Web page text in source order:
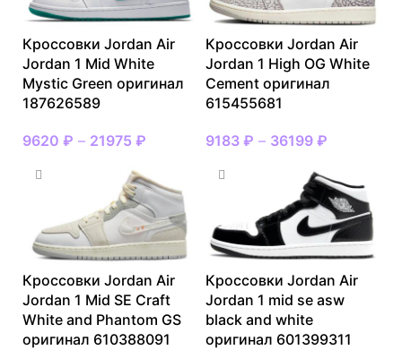
Кроссовки Jordan Air
Jordan 1 Mid White
Mystic Green оригинал
187626589
9620 ₽ – 21975 ₽
Кроссовки Jordan Air
Jordan 1 High OG White
Cement оригинал
615455681
9183 ₽ – 36199 ₽
Кроссовки Jordan Air
Jordan 1 Mid SE Craft
White and Phantom GS
оригинал 610388091
Кроссовки Jordan Air
Jordan 1 mid se asw
black and white
оригинал 601399311